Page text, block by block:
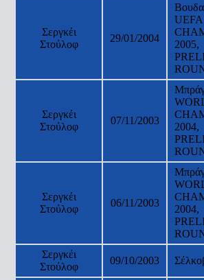
Σεργκέι
Στούλοφ
29/01/2004
2005,
Σεργκέι
Στούλοφ
07/11/2003
2004,
Σεργκέι
Στούλοφ
06/11/2003
2004,
Σεργκέι
Στούλοφ
09/10/2003